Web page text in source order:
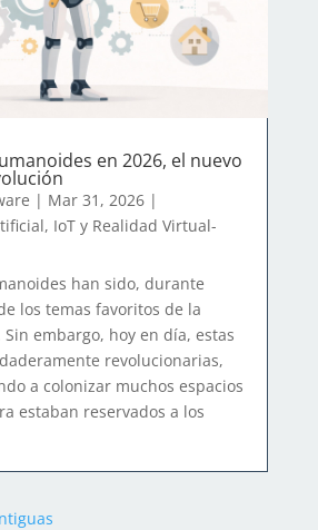
en 2026, el nuevo
| Mar 31, 2026|
IoT y Realidad Virtual-
han sido, durante
los temas favoritos de la
embargo, hoy en día, estas
revolucionarias,
a colonizar muchos espacios
estaban reservados a los